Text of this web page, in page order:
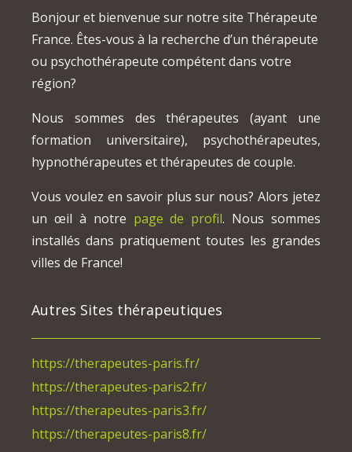
Bonjour et bienvenue sur notre site Thérapeute
France. Êtes-vous à la recherche d’un thérapeute
ou psychothérapeute compétent dans votre
région?
Nous sommes des thérapeutes (ayant une
formation universitaire), psychothérapeutes,
hypnothérapeutes et thérapeutes de couple.
Vous voulez en savoir plus sur nous? Alors jetez
un œil à notre page de profil. Nous sommes
installés dans pratiquement toutes les grandes
villes de France!
Autres Sites thérapeutiques
https://therapeutes-paris.fr/
https://therapeutes-paris2.fr/
https://therapeutes-paris3.fr/
https://therapeutes-paris8.fr/